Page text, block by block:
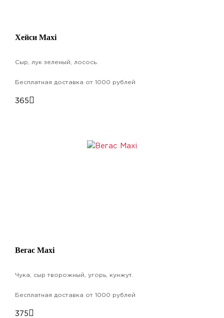
Хейси Maxi
Сыр, лук зеленый, лосось.
Бесплатная доставка от 1000 рублей
365
Вегас Maxi
Чука, сыр творожный, угорь, кунжут.
Бесплатная доставка от 1000 рублей
375